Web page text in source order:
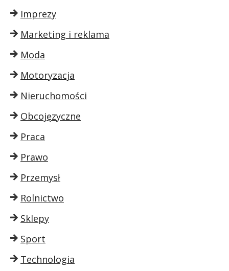
Imprezy
Marketing i reklama
Moda
Motoryzacja
Nieruchomości
Obcojęzyczne
Praca
Prawo
Przemysł
Rolnictwo
Sklepy
Sport
Technologia